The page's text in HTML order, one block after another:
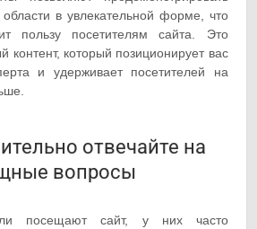
в увлекательной форме, что
пользу посетителям сайта. Это
контент, который позиционирует вас
и удерживает посетителей на
отвечайте на
вопросы
посещают сайт, у них часто